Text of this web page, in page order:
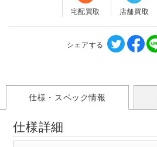
宅配買取 店舗買取
シェアする
仕様・スペック情報
仕様詳細